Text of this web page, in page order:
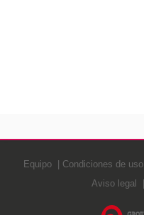
Equipo Condiciones de uso
Aviso legal